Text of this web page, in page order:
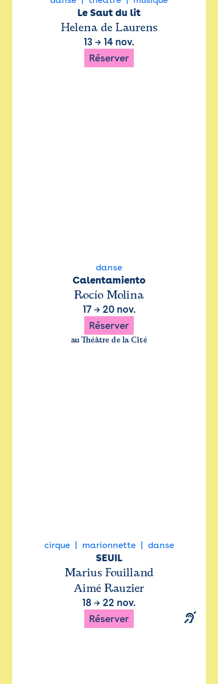
Le Saut du lit
Helena de Laurens
13 → 14 nov.
Réserver
danse
Calentamiento
Rocío Molina
17→ 20 nov.
Réserver
au Théâtre de la Cité
cirque marionnette danse
SEUIL
Marius Fouilland
Aimé Rauzier
18 → 22 nov.
Réserver